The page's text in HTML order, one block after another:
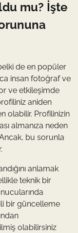
mu? İşte
de en popüler
insan fotoğraf ve
ve etkileşimde
aniden
olabilir. Profilinizin
almanıza neden
bu sorunla
anlamak
teknik bir
bir güncelleme
olabilirsiniz